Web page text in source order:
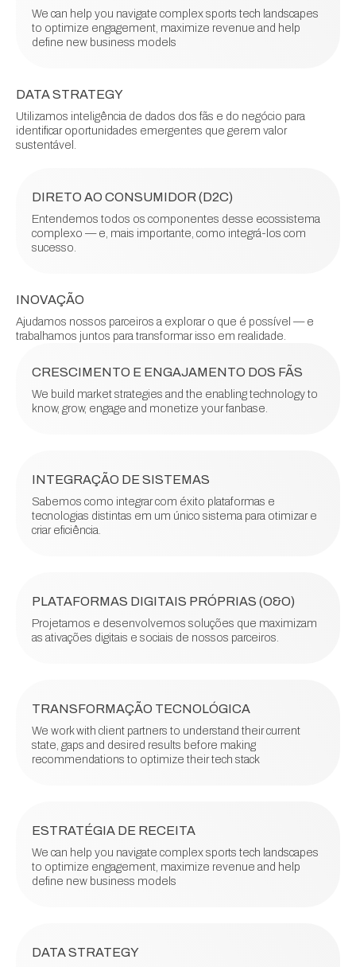
We can help you navigate complex sports tech landscapes
to optimize engagement, maximize revenue and help
define new business models
DATA STRATEGY
Utilizamos inteligência de dados dos fãs e do negócio para
identificar oportunidades emergentes que gerem valor
sustentável.
DIRETO AO CONSUMIDOR (D2C)
Entendemos todos os componentes desse ecossistema
complexo — e, mais importante, como integrá-los com
sucesso.
INOVAÇÃO
Ajudamos nossos parceiros a explorar o que é possível — e
trabalhamos juntos para transformar isso em realidade.
CRESCIMENTO E ENGAJAMENTO DOS FÃS
We build market strategies and the enabling technology to
know, grow, engage and monetize your fanbase.
INTEGRAÇÃO DE SISTEMAS
Sabemos como integrar com éxito plataformas e
tecnologias distintas em um único sistema para otimizar e
criar eficiência.
PLATAFORMAS DIGITAIS PRÓPRIAS (O&O)
Projetamos e desenvolvemos soluções que maximizam
as ativações digitais e sociais de nossos parceiros.
TRANSFORMAÇÃO TECNOLÓGICA
We work with client partners to understand their current
state, gaps and desired results before making
recommendations to optimize their tech stack
ESTRATÉGIA DE RECEITA
We can help you navigate complex sports tech landscapes
to optimize engagement, maximize revenue and help
define new business models
DATA STRATEGY